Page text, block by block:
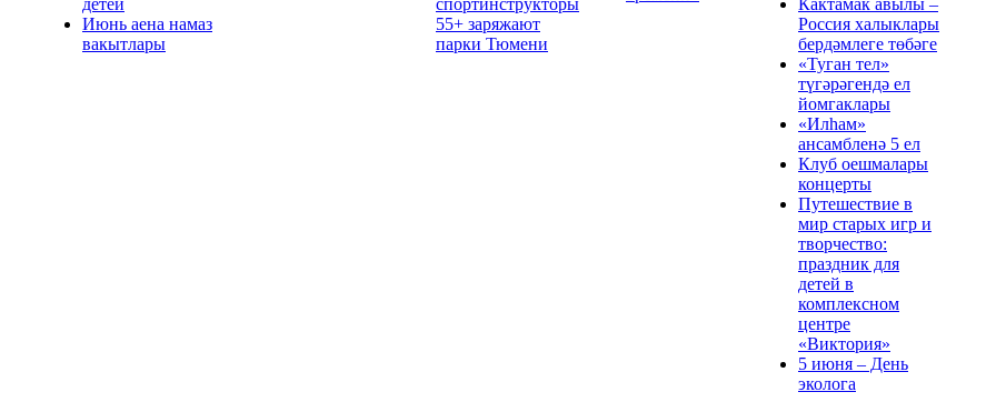
детей
Июнь аена намаз
вакытлары
спортинструкторы
55+ заряжают
парки Тюмени
Кактамак авылы –
Россия халыклары
бердәмлеге төбәге
«Туган тел»
түгәрәгендә ел
йомгаклары
«Илһам»
ансамбленә 5 ел
Клуб оешмалары
концерты
Путешествие в
мир старых игр и
творчество:
праздник для
детей в
комплексном
центре
«Виктория»
5 июня – День
эколога